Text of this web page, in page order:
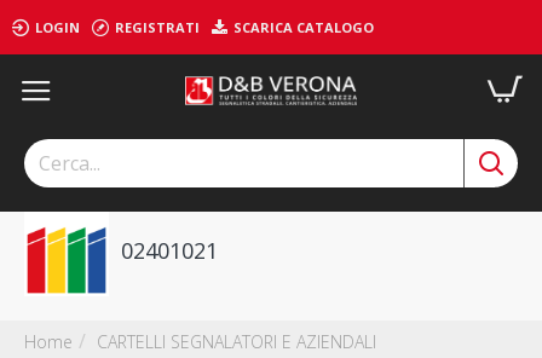
LOGIN REGISTRATI SCARICA CATALOGO
Home
CARTELLI SEGNALATORI E AZIENDALI
02401021